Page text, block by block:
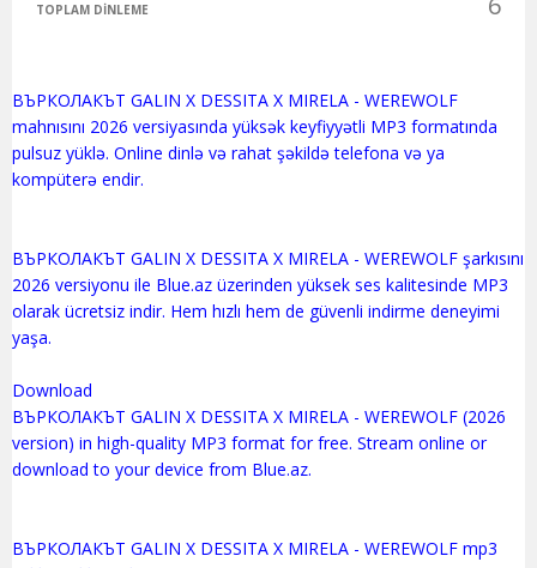
TOPLAM DINLEME
ВЪРКОЛАКЪТ GALIN X DESSITA X MIRELA - WEREWOLF
mahnısını 2026 versiyasında yüksək keyfiyyətli MP3 formatında
pulsuz yüklə. Online dinlə və rahat şəkildə telefona və ya
kompüterə endir.
ВЪРКОЛАКЪТ GALIN X DESSITA X MIRELA - WEREWOLF şarkısını
2026 versiyonu ile Blue.az üzerinden yüksek ses kalitesinde MP3
olarak ücretsiz indir. Hem hızlı hem de güvenli indirme deneyimi
yaşa.
Download
ВЪРКОЛАКЪТ GALIN X DESSITA X MIRELA - WEREWOLF (2026
version) in high-quality MP3 format for free. Stream online or
download to your device from Blue.az.
ВЪРКОЛАКЪТ GALIN X DESSITA X MIRELA - WEREWOLF mp3